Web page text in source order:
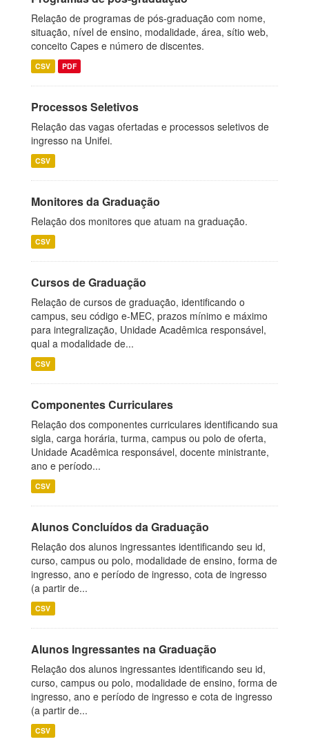
Relação de programas de pós-graduação com nome,
situação, nível de ensino, modalidade, área, sítio web,
conceito Capes e número de discentes.
CSV PDF
Processos Seletivos
Relação das vagas ofertadas e processos seletivos de
ingresso na Unifei.
CSV
Monitores da Graduação
Relação dos monitores que atuam na graduação.
CSV
Cursos de Graduação
Relação de cursos de graduação, identificando o
campus, seu código e-MEC, prazos mínimo e máximo
para integralização, Unidade Acadêmica responsável,
qual a modalidade de...
CSV
Componentes Curriculares
Relação dos componentes curriculares identificando sua
sigla, carga horária, turma, campus ou polo de oferta,
Unidade Acadêmica responsável, docente ministrante,
ano e período...
CSV
Alunos Concluídos da Graduação
Relação dos alunos ingressantes identificando seu id,
curso, campus ou polo, modalidade de ensino, forma de
ingresso, ano e período de ingresso, cota de ingresso
(a partir de...
CSV
Alunos Ingressantes na Graduação
Relação dos alunos ingressantes identificando seu id,
curso, campus ou polo, modalidade de ensino, forma de
ingresso, ano e período de ingresso e cota de ingresso
(a partir de...
CSV